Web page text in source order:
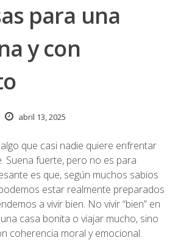
para una
y con
abril 13, 2025
que casi nadie quiere enfrentar
Suena fuerte, pero no es para
es que, según muchos sabios
estar realmente preparados
a vivir bien. No vivir “bien” en
casa bonita o viajar mucho, sino
coherencia moral y emocional.